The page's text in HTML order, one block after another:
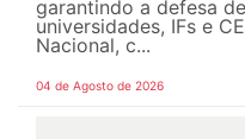
garantindo a defesa
universidades, IFs e
Nacional, c...
04 de Agosto de 2026